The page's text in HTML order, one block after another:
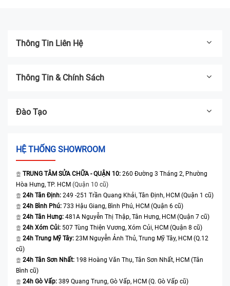
Thông Tin Liên Hệ
Thông Tin & Chính Sách
Đào Tạo
HỆ THỐNG SHOWROOM
TRUNG TÂM SỬA CHỮA - QUẬN 10: 260 Đường 3 Tháng 2, Phường
Hòa Hưng, TP. HCM (Quận 10 cũ)
24h Tân Định: 249 -251 Trần Quang Khải, Tân Định, HCM (Quận 1 cũ)
24h Bình Phú: 733 Hậu Giang, Bình Phú, HCM (Quận 6 cũ)
24h Tân Hưng: 481A Nguyễn Thị Thập, Tân Hưng, HCM (Quận 7 cũ)
24h Xóm Củi: 507 Tùng Thiện Vương, Xóm Củi, HCM (Quận 8 cũ)
24h Trung Mỹ Tây: 23M Nguyễn Ảnh Thủ, Trung Mỹ Tây, HCM (Q.12
cũ)
24h Tân Sơn Nhất: 198 Hoàng Văn Thụ, Tân Sơn Nhất, HCM (Tân
Bình cũ)
24h Gò Vấp: 389 Quang Trung, Gò Vấp, HCM (Q. Gò Vấp cũ)